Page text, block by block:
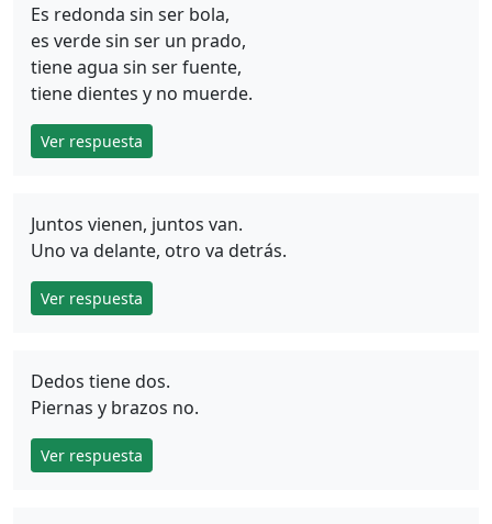
Es redonda sin ser bola,
es verde sin ser un prado,
tiene agua sin ser fuente,
tiene dientes y no muerde.
Ver respuesta
Juntos vienen, juntos van.
Uno va delante, otro va detrás.
Ver respuesta
Dedos tiene dos.
Piernas y brazos no.
Ver respuesta